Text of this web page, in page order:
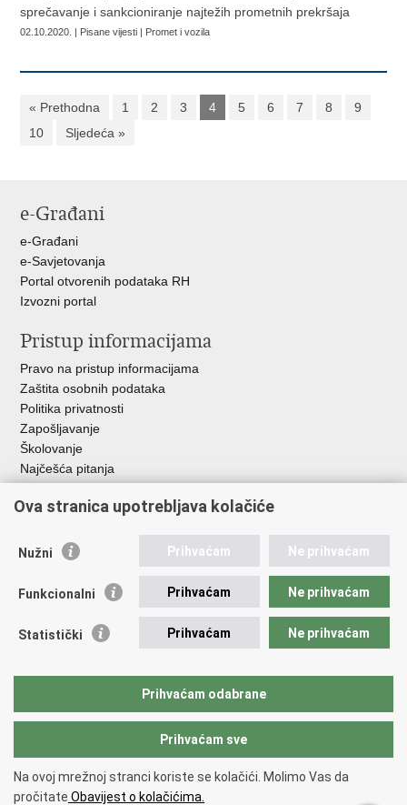
sprečavanje i sankcioniranje najtežih prometnih prekršaja
02.10.2020. | Pisane vijesti | Promet i vozila
« Prethodna 1 2 3 4 5 6 7 8
9
10
Sljedeća »
e-Građani
e-Građani
e-Savjetovanja
Portal otvorenih podataka RH
Izvozni portal
Pristup informacijama
Pravo na pristup informacijama
Zaštita osobnih podataka
Politika privatnosti
Zapošljavanje
Školovanje
Najčešća pitanja
Važne poveznice
EMN Nacionalna kontaktna točka za Republiku Hrvatsku
Policijska akademija
Zaklada policijske solidarnosti
Udruge
Copyright © 2026 Ministarstvo unutarnjih poslova Republike Hrvatske.
Ova stranica upotrebljava kolačiće
Nužni Prihvaćam Ne prihvaćam
Funkcionalni Prihvaćam Ne prihvaćam
Statistički Prihvaćam Ne prihvaćam
Prihvaćam odabrane
Prihvaćam sve
Na ovoj mrežnoj stranci koriste se kolačići. Molimo Vas da
pročitate Obavijest o kolačićima.